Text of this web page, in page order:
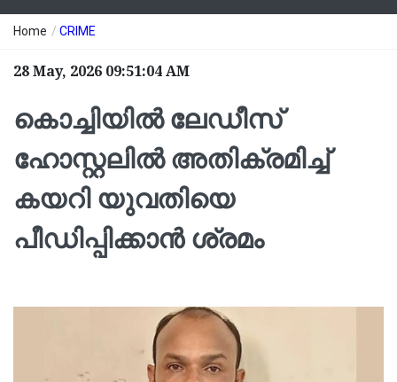
Home / CRIME
28 May, 2026 09:51:04 AM
കൊച്ചിയിൽ ലേഡീസ്
ഹോസ്റ്റലിൽ അതിക്രമിച്ച്
കയറി യുവതിയെ
പീഡിപ്പിക്കാൻ ശ്രമം